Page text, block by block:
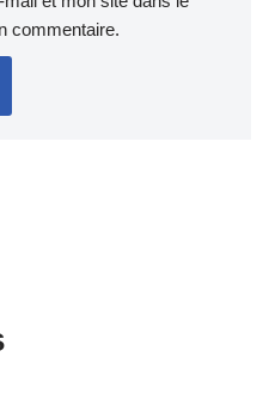
commentaire.